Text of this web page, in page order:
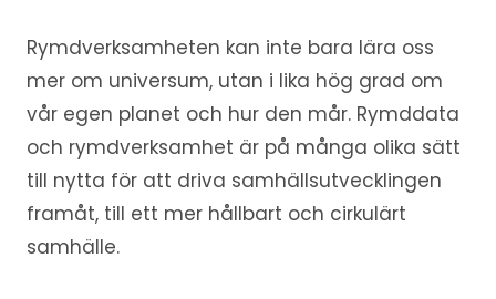
Rymdverksamheten kan inte bara lära oss
mer om universum, utan i lika hög grad om
vår egen planet och hur den mår. Rymddata
och rymdverksamhet är på många olika sätt
till nytta för att driva samhällsutvecklingen
framåt, till ett mer hållbart och cirkulärt
samhälle.